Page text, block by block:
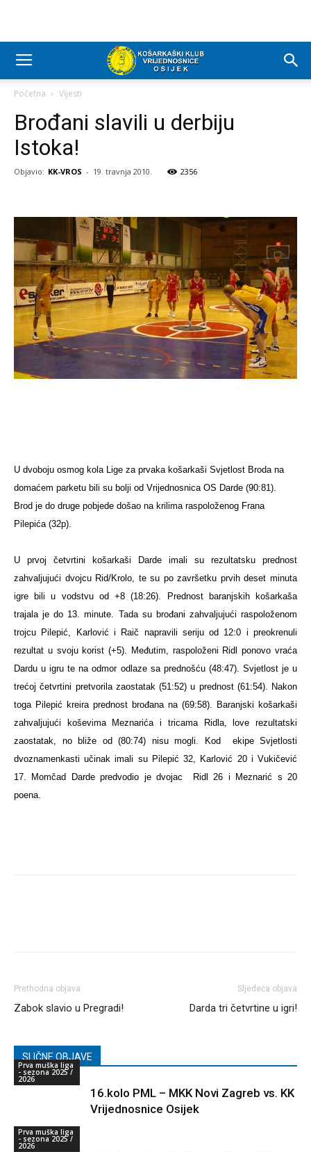
Početna Vijesti
Brođani slavili u derbiju
Istoka!
Objavio: KK-VROS - 19. travnja 2010. 2356
U dvoboju osmog kola Lige za prvaka košarkaši Svjetlost Broda na
domaćem parketu bili su bolji od Vrijednosnica OS Darde (90:81).
Brod je do druge pobjede došao na krilima raspoloženog Frana
Pilepića (32p).
U prvoj četvrtini košarkaši Darde imali su rezultatsku prednost
zahvaljujući dvojcu Rid/Krolo, te su po završetku prvih deset minuta
igre bili u vodstvu od +8(18:26). Prednost baranjskih košarkaša
trajala je do 13. minute. Tada su brođani zahvaljujući raspoloženom
trojcu Pilepić,
Karlović i Raič napravili seriju od 12:0 i preokrenuli
rezultat u svoju korist (+5). Međutim, raspoloženi Ridl ponovo vraća
Dardu u igru te na odmor odlaze sa prednošću (48:47). Svjetlost je u
trećoj četvrtini pretvorila zaostatak (51:52) u prednost (61:54). Nakon
toga Pilepić kreira prednost brođana na (69:58). Baranjski košarkaši
zahvaljujući koševima Meznarića i tricama Ridla, love rezultatski
zaostatak, no bliže od (80:74) nisu mogli. Kod
ekipe Svjetlosti
dvoznamenkasti učinak imali su Pilepić 32, Karlović 20 i Vukičević
17. Momčad Darde predvodio je dvojac
Ridl 26 i Meznarić s 20
poena.
Prethodna objava
Zabok slavio u Pregradi!
Sljedeća objava
Darda tri četvrtine u igri!
SLIČNE OBJAVE
Prva muška liga
- sezona 2025 /
2026
16.kolo PML – MKK Novi Zagreb vs. KK
Vrijednosnice Osijek
Prva muška liga
- sezona 2025 /
2026